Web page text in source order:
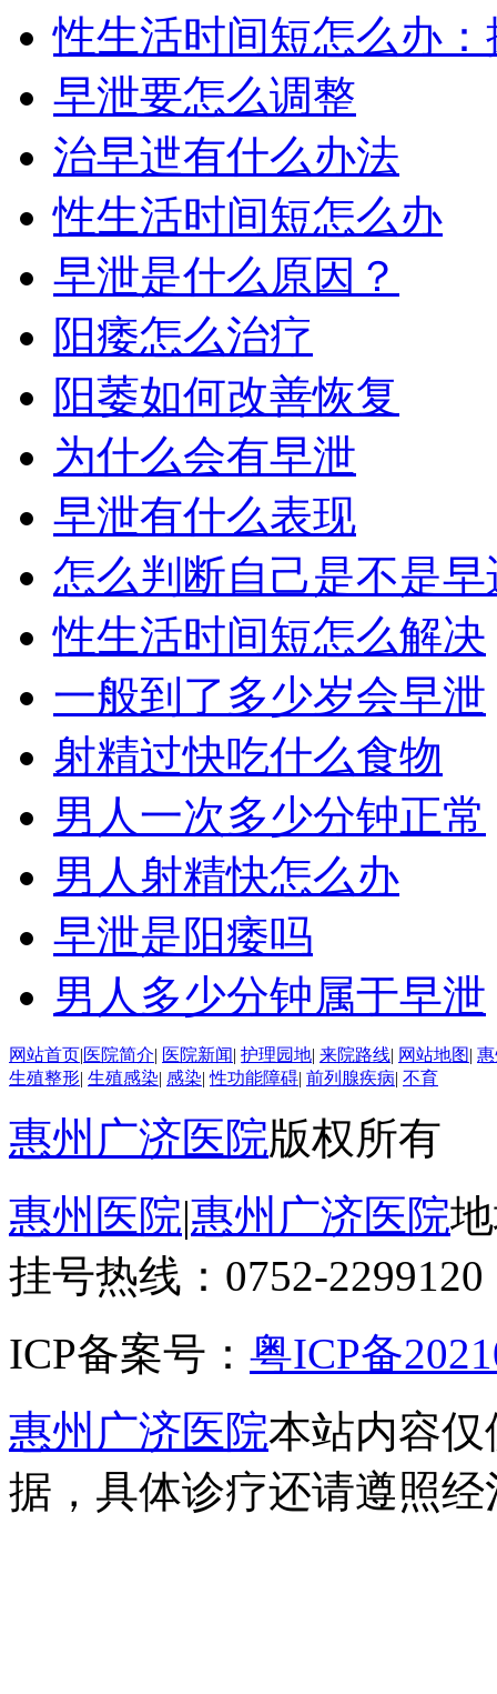
性生活时间短怎么办
早泄要怎么调整
治早迣有什么办法
性生活时间短怎么办
早泄是什么原因？
阳痿怎么治疗
阳萎如何改善恢复
为什么会有早泄
早泄有什么表现
怎么判断自己是不是早
性生活时间短怎么解决
一般到了多少岁会早泄
射精过快吃什么食物
男人一次多少分钟正常
男人射精快怎么办
早泄是阳痿吗
男人多少分钟属于早泄
网站首页|医院简介| 医院新闻| 护理园地| 来院路线| 网站地图|
生殖整形| 生殖感染| 感染|性功能障碍| 前列腺疾病| 不育
惠州广济医院版权所有
惠州医院|惠州广济医院
挂号热线：0752-2299120
ICP备案号： 粤ICP备
惠州广济医院本站内容
据，具体诊疗还请遵照